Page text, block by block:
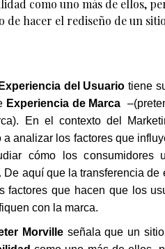
como uno más de ellos,
de hacer el rediseño de un
del Usuariotiene
Experiencia de Marca
En el contexto del
analizar los factores que
cómo los
De aquí que la transferencia
factores que hacen que los
con la marca.
Morville señala que un